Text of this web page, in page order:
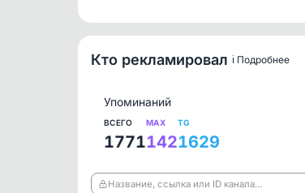
Кто рекламировал ℹ️ Подробнее
Упоминаний
ВСЕГО
1771
MAX
142
TG
1629
Название, ссылка или ID канала…